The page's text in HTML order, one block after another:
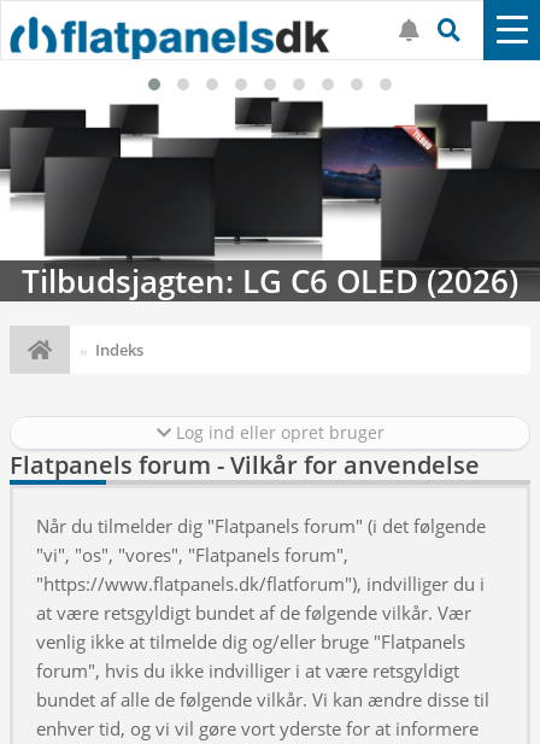
Tilbudsjagten: LG C6 OLED (2026)
Indeks
Log ind eller opret bruger
Flatpanels forum - Vilkår for anvendelse
Når du tilmelder dig "Flatpanels forum" (i det følgende
"vi", "os", "vores", "Flatpanels forum",
"https://www.flatpanels.dk/flatforum"), indvilliger du i
at være retsgyldigt bundet af de følgende vilkår. Vær
venlig ikke at tilmelde dig og/eller bruge "Flatpanels
forum", hvis du ikke indvilliger i at være retsgyldigt
bundet af alle de følgende vilkår. Vi kan ændre disse til
enhver tid, og vi vil gøre vort yderste for at informere